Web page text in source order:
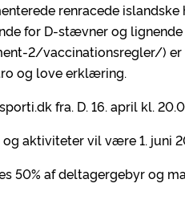
renracede islandske
for D-stævner og lignende
2/vaccinationsregler/) er
og love erklæring.
fra. D. 16. april kl.
aktiviteter vil være 1. juni
50% af deltagergebyr og